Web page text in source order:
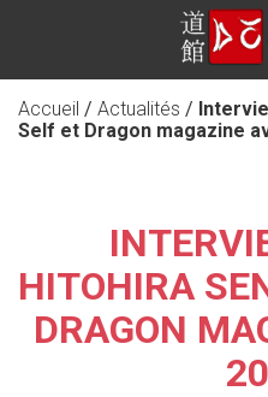
Accueil / Actualités /
Self et Dragon magazine
HITOHIRA
DRAGON